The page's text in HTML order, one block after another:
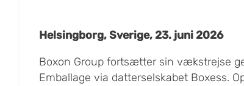
Helsingborg, Sverige, 23. juni 2026
Boxon Group fortsætter sin vækstrejse
Emballage via datterselskabet Boxess.